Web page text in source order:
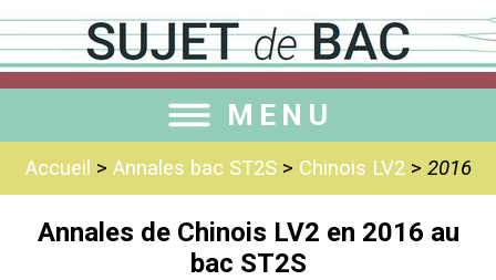
MENU
Accueil > Annales bac ST2S> Chinois LV2> 2016
Annales de Chinois LV2 en 2016 au
bac ST2S